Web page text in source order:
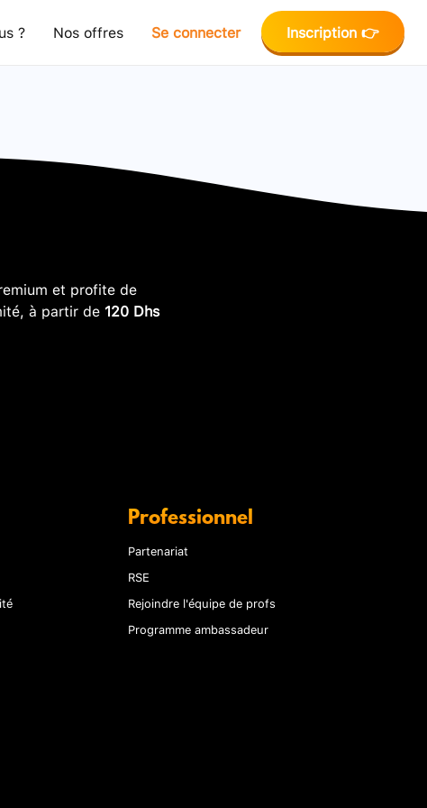
? Nos offres Se connecter Inscription 👉
et profite de
à partir de 120 Dhs
Professionnel
Partenariat
RSE
Rejoindre l'équipe de profs
Programme ambassadeur